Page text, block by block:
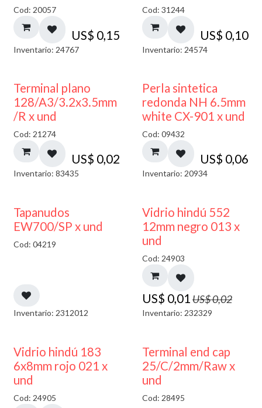
Cod: 20057
US$ 0,15
Inventario: 24767
Cod: 31244
US$ 0,10
Inventario: 24574
Terminal plano
128/A3/3.2x3.5mm
/R x und
Cod: 21274
US$ 0,02
Inventario: 83435
Perla sintetica
redonda NH 6.5mm
white CX-901 x und
Cod: 09432
US$ 0,06
Inventario: 20934
50% DESCUENTO
Tapanudos
EW700/SP x und
Cod: 04219
Inventario: 2312012
40% DESCUENTO
Vidrio hindú 552
12mm negro 013 x
und
Cod: 24903
US$ 0,01US$0,02
Inventario: 232329
40% DESCUENTO
Vidrio hindú 183
6x8mm rojo 021 x
und
Cod: 24905
Terminal end cap
25/C/2mm/Raw x
und
Cod: 28495